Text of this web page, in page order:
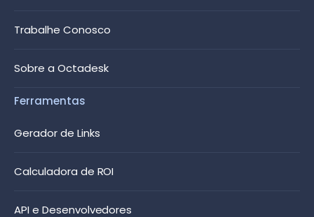
Trabalhe Conosco
Sobre a Octadesk
Ferramentas
Gerador de Links
Calculadora de ROI
API e Desenvolvedores